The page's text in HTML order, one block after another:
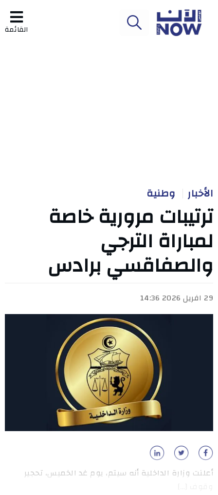
القائمة
الأخبار وطنية
ترتيبات مرورية خاصة
لمباراة الترجي
والصفاقسي برادس
29 افريل 2026 14:36
أعلنت وزارة الداخلية أنه سيتم، يوم غد الخميس، تحجير